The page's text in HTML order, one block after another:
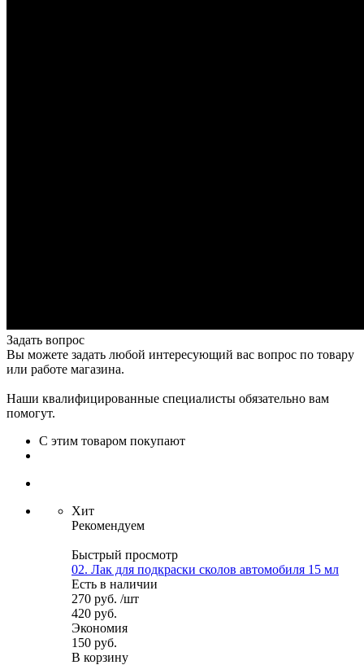
Задать вопрос
Вы можете задать любой интересующий вас вопрос по товару
или работе магазина.
Наши квалифицированные специалисты обязательно вам
помогут.
С этим товаром покупают
Хит
Рекомендуем
Быстрый просмотр
02. Лак для подкраски сколов автомобиля 15 мл
Есть в наличии
270 руб. /шт
420 руб.
Экономия
150 руб.
В корзину